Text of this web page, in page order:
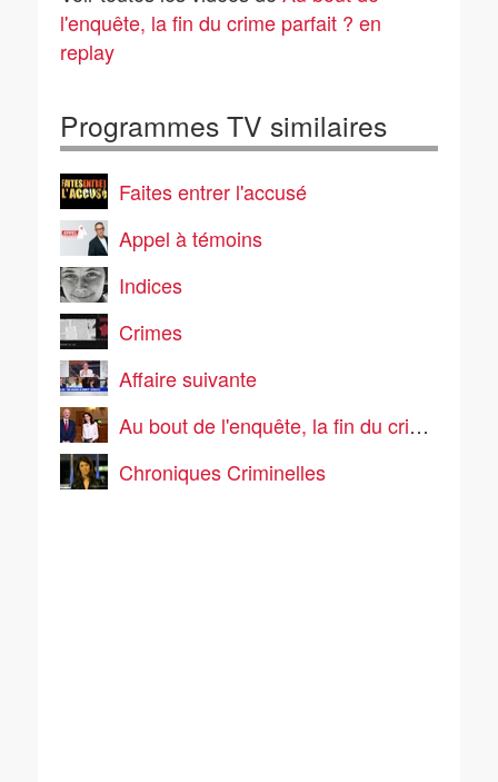
l'enquête, la fin du crime parfait ? en
replay
Programmes TV similaires
Faites entrer l'accusé
Appel à témoins
Indices
Crimes
Affaire suivante
Au bout de l'enquête, la fin du crime parfait ?
Chroniques Criminelles